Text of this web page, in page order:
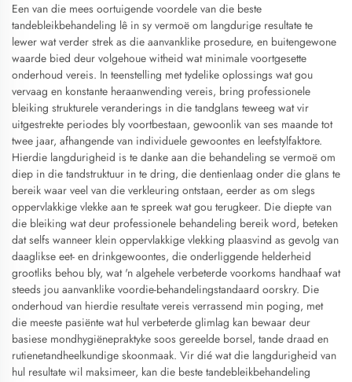
Een van die mees oortuigende voordele van die beste
tandebleikbehandeling lê in sy vermoë om langdurige resultate te
lewer wat verder strek as die aanvanklike prosedure, en buitengewone
waarde bied deur volgehoue witheid wat minimale voortgesette
onderhoud vereis. In teenstelling met tydelike oplossings wat gou
vervaag en konstante heraanwending vereis, bring professionele
bleiking strukturele veranderings in die tandglans teweeg wat vir
uitgestrekte periodes bly voortbestaan, gewoonlik van ses maande tot
twee jaar, afhangende van individuele gewoontes en leefstylfaktore.
Hierdie langdurigheid is te danke aan die behandeling se vermoë om
diep in die tandstruktuur in te dring, die dentienlaag onder die glans te
bereik waar veel van die verkleuring ontstaan, eerder as om slegs
oppervlakkige vlekke aan te spreek wat gou terugkeer. Die diepte van
die bleiking wat deur professionele behandeling bereik word, beteken
dat selfs wanneer klein oppervlakkige vlekking plaasvind as gevolg van
daaglikse eet- en drinkgewoontes, die onderliggende helderheid
grootliks behou bly, wat 'n algehele verbeterde voorkoms handhaaf wat
steeds jou aanvanklike voordie-behandelingstandaard oorskry. Die
onderhoud van hierdie resultate vereis verrassend min poging, met
die meeste pasiënte wat hul verbeterde glimlag kan bewaar deur
basiese mondhygiënepraktyke soos gereelde borsel, tande draad en
rutienetandheelkundige skoonmaak. Vir dié wat die langdurigheid van
hul resultate wil maksimeer, kan die beste tandebleikbehandeling